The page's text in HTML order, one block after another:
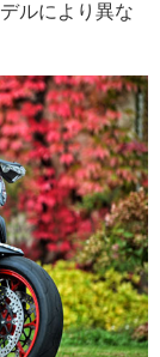
ルにより異な